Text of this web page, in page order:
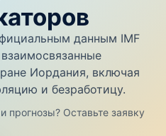
данным IMF
Иордания, включая
и безработицу.
Оставьте заявку